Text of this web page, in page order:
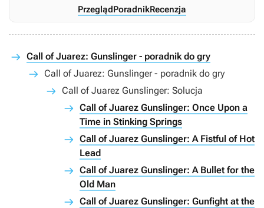
Przegląd PoradnikRecenzja
Call of Juarez: Gunslinger - poradnik do gry
Call of Juarez: Gunslinger - poradnik do gry
Call of Juarez Gunslinger: Solucja
Call of Juarez Gunslinger: Once Upon a
Time in Stinking Springs
Call of Juarez Gunslinger: A Fistful of Hot
Lead
Call of Juarez Gunslinger: A Bullet for the
Old Man
Call of Juarez Gunslinger: Gunfight at the